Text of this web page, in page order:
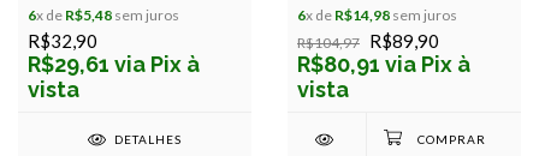
6x de R$5,48 sem juros
R$32,90
R$29,61 via Pix à
vista
DETALHES
6x de R$14,98 sem juros
R$104,97 R$89,90
R$80,91 via Pix à
vista